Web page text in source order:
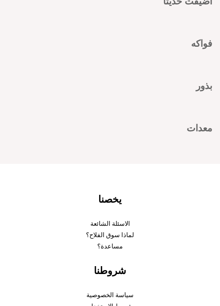
فواكه
بذور
معدات
يخصنا
الاسئلة الشائعة
لماذا سوق الفلاح؟
مساعدة؟
شروطنا
سياسة الخصوصية